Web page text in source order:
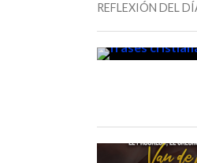
REFLEXIÓN DEL